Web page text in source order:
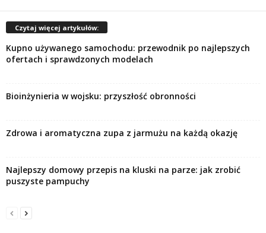
Czytaj więcej artykułów:
Kupno używanego samochodu: przewodnik po najlepszych
ofertach i sprawdzonych modelach
Bioinżynieria w wojsku: przyszłość obronności
Zdrowa i aromatyczna zupa z jarmużu na każdą okazję
Najlepszy domowy przepis na kluski na parze: jak zrobić
puszyste pampuchy